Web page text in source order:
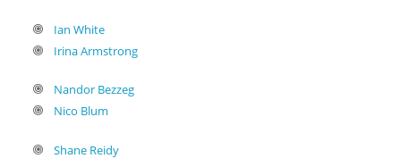
Ian White
Irina Armstrong
Nandor Bezzeg
Nico Blum
Shane Reidy